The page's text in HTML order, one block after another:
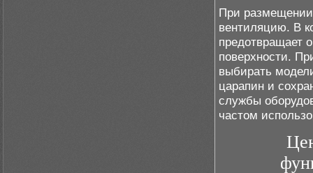
При
вентиляцию. В
предотвращает
поверхности.
выбирать
царапин и
службы
частом